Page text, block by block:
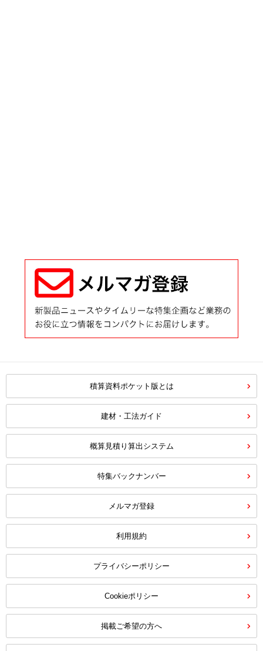
積算資料ポケット版とは
建材・工法ガイド
概算見積り算出システム
特集バックナンバー
メルマガ登録
利用規約
プライバシーポリシー
Cookieポリシー
掲載ご希望の方へ